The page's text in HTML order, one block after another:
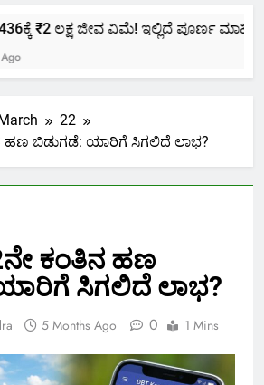
₹2 ಲಕ್ಷ ಜೀವ ವಿಮೆ! ಇಲ್ಲಿದೆ ಪೂರ್ಣ ಮಾಹಿತಿ.
22
ಹಣ ಬಿಡುಗಡೆ: ಯಾರಿಗೆ ಸಿಗಲಿದೆ ಲಾಭ?
ಕಂತಿನ ಹಣ
ಸಿಗಲಿದೆ ಲಾಭ?
5 Months Ago 0 1 Mins